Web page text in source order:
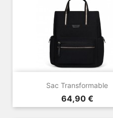
Sac Transformable
Prix
64,90 €